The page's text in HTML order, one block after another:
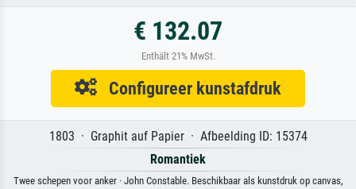
€ 132.07
Enthält 21% MwSt.
Configureer kunstafdruk
1803 · Graphit auf Papier · Afbeelding ID: 15374
Romantiek
Twee schepen voor anker · John Constable. Beschikbaar als kunstdruk op canvas,